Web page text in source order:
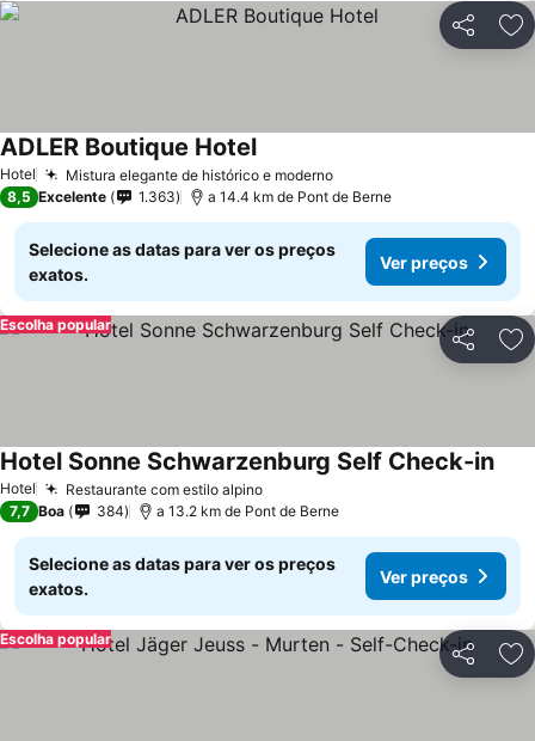
Partilhar
Hotel Mistura elegante de histórico e moderno
ADLER Boutique Hotel
8,5 Excelente 1.363 a 14.4 km de Pont de Berne
Selecione as datas para ver os preços
exatos.
Ver preços
Partilhar
Escolha popular
Hotel Restaurante com estilo alpino
Hotel Sonne Schwarzenburg Self Check-in
7,7 Boa 384 a 13.2 km de Pont de Berne
Selecione as datas para ver os preços
exatos.
Ver preços
Partilhar
Escolha popular